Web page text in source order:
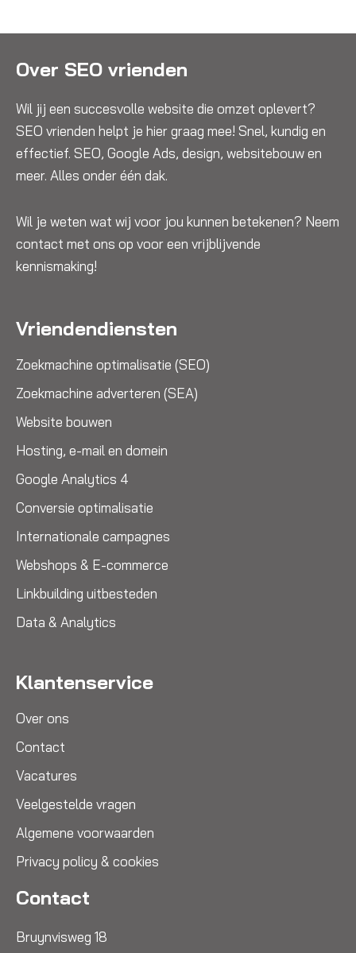
Over SEO vrienden
Wil jij een succesvolle website die omzet oplevert?
SEO vrienden helpt je hier graag mee! Snel, kundig en
effectief. SEO, Google Ads, design, websitebouw en
meer. Alles onder één dak.
Wil je weten wat wij voor jou kunnen betekenen? Neem
contact met ons op voor een vrijblijvende
kennismaking!
Vriendendiensten
Zoekmachine optimalisatie (SEO)
Zoekmachine adverteren (SEA)
Website bouwen
Hosting, e-mail en domein
Google Analytics 4
Conversie optimalisatie
Internationale campagnes
Webshops & E-commerce
Linkbuilding uitbesteden
Data & Analytics
Klantenservice
Over ons
Contact
Vacatures
Veelgestelde vragen
Algemene voorwaarden
Privacy policy & cookies
Contact
Bruynvisweg 18